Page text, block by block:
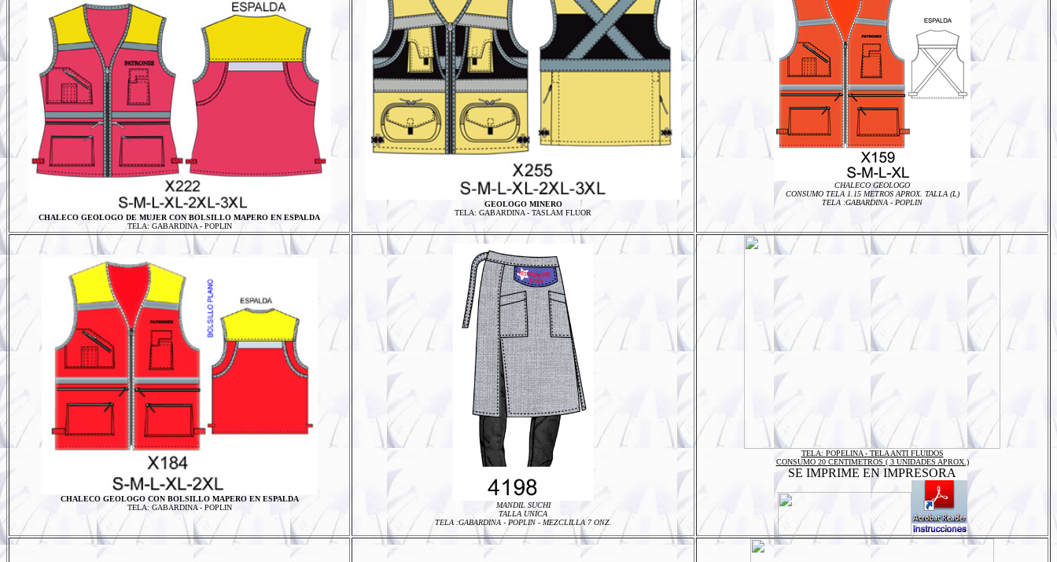
CHALECO GEOLOGO DE MUJER CON BOLSILLO MAPERO EN ESPALDA
TELA: GABARDINA - POPLIN
GEOLOGO MINERO
TELA: GABARDINA - TASLAM FLUOR
CHALECO GEOLOGO
CONSUMO TELA 1.15 METROS APROX. TALLA (L)
TELA :GABARDINA - POPLIN
CHALECO GEOLOGO CON BOLSILLO MAPERO EN ESPALDA
TELA: GABARDINA - POPLIN
MANDIL SUCHI
TALLA UNICA
TELA :GABARDINA - POPLIN - MEZCLILLA 7 ONZ.
TELA: POPELINA - TELA ANTI FLUIDOS
CONSUMO 20 CENTIMETROS ( 3 UNIDADES APROX.)
SE IMPRIME EN IMPRESORA